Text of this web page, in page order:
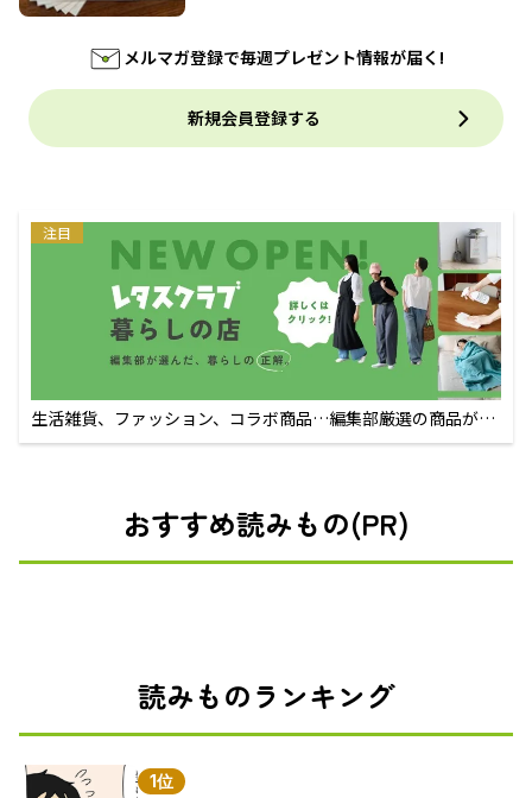
メルマガ登録で毎週プレゼント情報が届く!
新規会員登録する
注目
生活雑貨、ファッション、コラボ商品…編集部厳選の商品が買
えるECサイト
おすすめ読みもの(PR)
読みものランキング
1位